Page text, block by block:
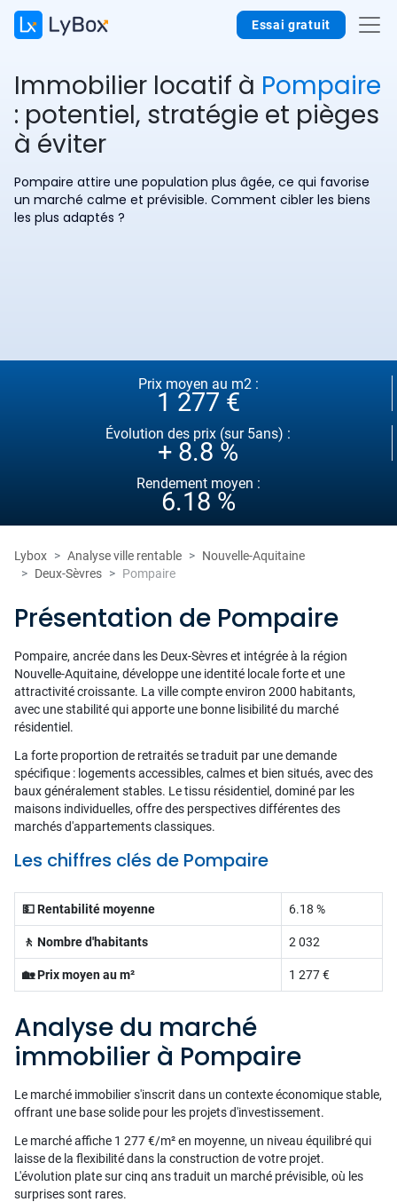
Essai gratuit
Immobilier locatif à Pompaire
: potentiel, stratégie et pièges
à éviter
Pompaire attire une population plus âgée, ce qui favorise
un marché calme et prévisible. Comment cibler les biens
les plus adaptés ?
Prix moyen au m2 :
1 277 €
Évolution des prix (sur 5ans) :
+ 8.8 %
Rendement moyen :
6.18 %
Lybox Analyse ville rentable
Nouvelle-Aquitaine
Deux-Sèvres
Pompaire
Présentation de Pompaire
Pompaire, ancrée dans les Deux-Sèvres et intégrée à la région
Nouvelle-Aquitaine, développe une identité locale forte et une
attractivité croissante. La ville compte environ 2000 habitants,
avec une stabilité qui apporte une bonne lisibilité du marché
résidentiel.
La forte proportion de retraités se traduit par une demande
spécifique : logements accessibles, calmes et bien situés, avec des
baux généralement stables. Le tissu résidentiel, dominé par les
maisons individuelles, offre des perspectives différentes des
marchés d'appartements classiques.
Les chiffres clés de Pompaire
💵 Rentabilité moyenne 6.18 %
🚶 Nombre d'habitants 2 032
🏡 Prix moyen au m² 1 277 €
Analyse du marché
immobilier à Pompaire
Le marché immobilier s'inscrit dans un contexte économique stable,
offrant une base solide pour les projets d'investissement.
Le marché affiche 1 277 €/m² en moyenne, un niveau équilibré qui
laisse de la flexibilité dans la construction de votre projet.
L'évolution plate sur cinq ans traduit un marché prévisible, où les
surprises sont rares.